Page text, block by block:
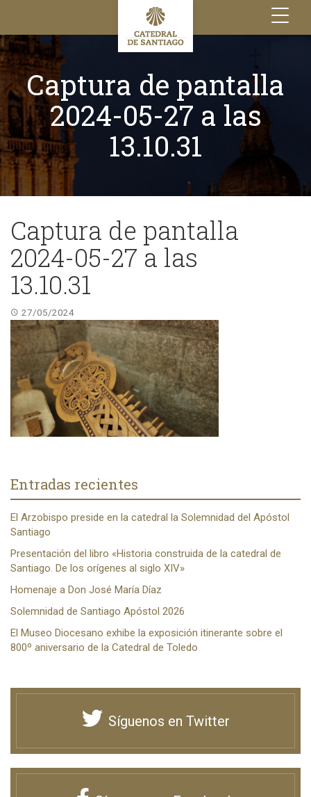
Toggle
navigation
Captura de pantalla
2024-05-27 a las
13.10.31
Captura de pantalla
2024-05-27 a las
13.10.31
27/05/2024
Entradas recientes
El Arzobispo preside en la catedral la Solemnidad del Apóstol
Santiago
Presentación del libro «Historia construida de la catedral de
Santiago. De los orígenes al siglo XIV»
Homenaje a Don José María Díaz
Solemnidad de Santiago Apóstol 2026
El Museo Diocesano exhibe la exposición itinerante sobre el
800º aniversario de la Catedral de Toledo
Síguenos en Twitter